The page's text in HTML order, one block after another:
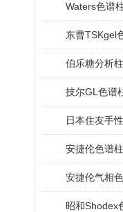
Waters色谱
东曹TSKgel
伯乐糖分析柱
技尔GL色谱
日本住友手
安捷伦色谱柱
安捷伦气相
昭和Shodex